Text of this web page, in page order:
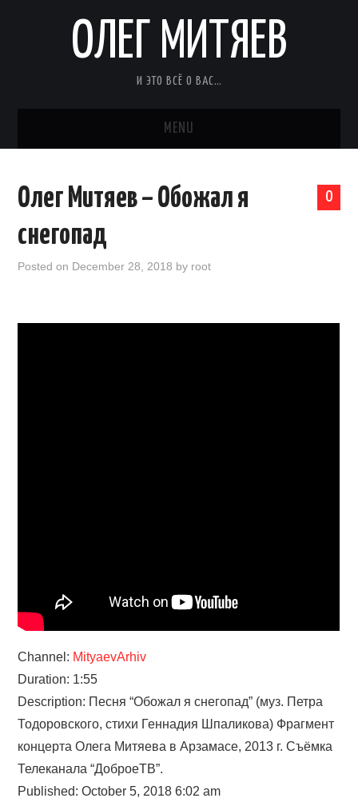
ОЛЕГ МИТЯЕВ
И ЭТО ВСЁ О ВАС…
MENU
0
Олег Митяев – Обожал я
снегопад
Posted on December 28, 2018 by root
Channel: MityaevArhiv
Duration: 1:55
Description: Песня “Обожал я снегопад” (муз. Петра
Тодоровского, стихи Геннадия Шпаликова) Фрагмент
концерта Олега Митяева в Арзамасе, 2013 г. Съёмка
Телеканала “ДоброеТВ”.
Published: October 5, 2018 6:02 am